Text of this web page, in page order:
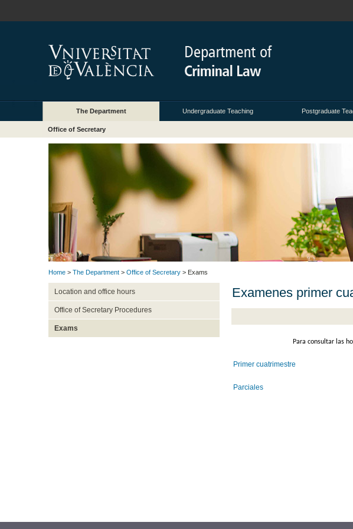
The Department Undergraduate Teaching Postgraduate
Office of Secretary
Home > The Department > Office of Secretary > Exams
Location and office hours
Office of Secretary Procedures
Exams
Examenes primer
Para consultar las
Primer cuatrimestre
Parciales